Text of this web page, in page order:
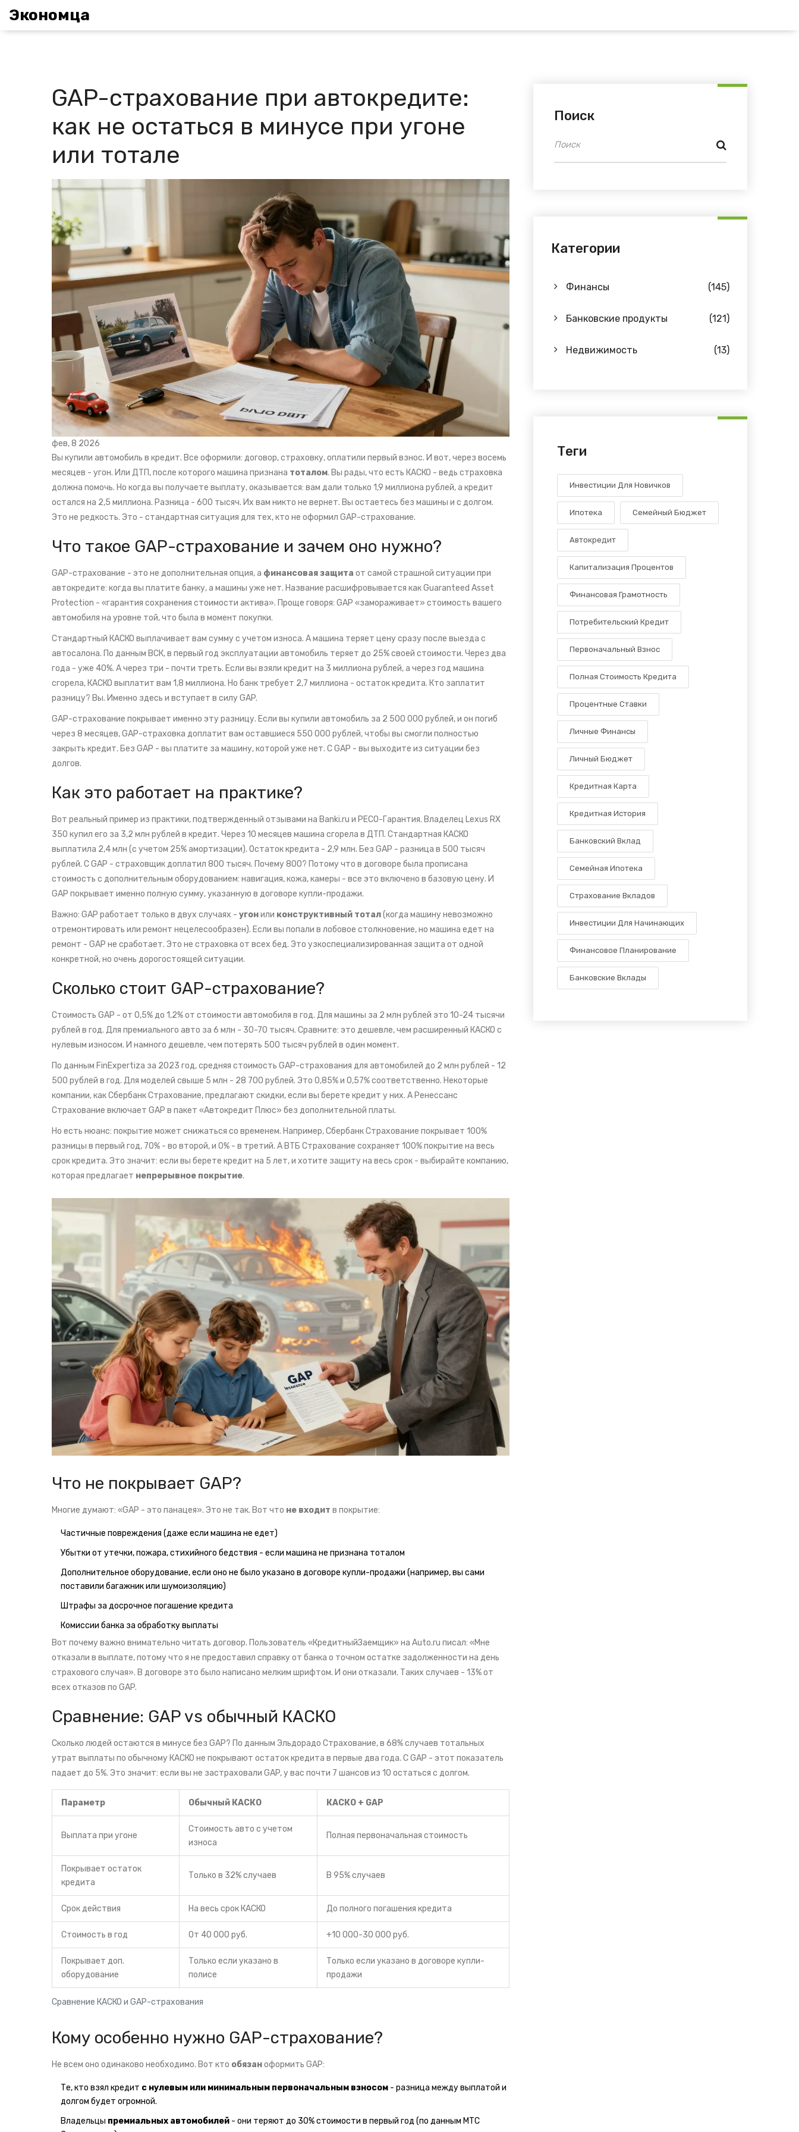
Экономца
GAP-страхование при автокредите:
как не остаться в минусе при угоне
или тотале
фев, 8 2026
Вы купили автомобиль в кредит. Все оформили: договор, страховку, оплатили первый взнос. И вот, через восемь
месяцев - угон. Или ДТП, после которого машина признана тоталом. Вы рады, что есть КАСКО - ведь страховка
должна помочь. Но когда вы получаете выплату, оказывается: вам дали только 1,9 миллиона рублей, а кредит
остался на 2,5 миллиона. Разница - 600 тысяч. Их вам никто не вернет. Вы остаетесь без машины и с долгом.
Это не редкость. Это - стандартная ситуация для тех, кто не оформил GAP-страхование.
Что такое GAP-страхование и зачем оно нужно?
GAP-страхование - это не дополнительная опция, а финансовая защита от самой страшной ситуации при
автокредите: когда вы платите банку, а машины уже нет. Название расшифровывается как Guaranteed Asset
Protection - «гарантия сохранения стоимости актива». Проще говоря: GAP «замораживает» стоимость вашего
автомобиля на уровне той, что была в момент покупки.
Стандартный КАСКО выплачивает вам сумму с учетом износа. А машина теряет цену сразу после выезда с
автосалона. По данным ВСК, в первый год эксплуатации автомобиль теряет до 25% своей стоимости. Через два
года - уже 40%. А через три - почти треть. Если вы взяли кредит на 3 миллиона рублей, а через год машина
сгорела, КАСКО выплатит вам 1,8 миллиона. Но банк требует 2,7 миллиона - остаток кредита. Кто заплатит
разницу? Вы. Именно здесь и вступает в силу GAP.
GAP-страхование покрывает именно эту разницу. Если вы купили автомобиль за 2 500 000 рублей, и он погиб
через 8 месяцев, GAP-страховка доплатит вам оставшиеся 550 000 рублей, чтобы вы смогли полностью
закрыть кредит. Без GAP - вы платите за машину, которой уже нет. С GAP - вы выходите из ситуации без
долгов.
Как это работает на практике?
Вот реальный пример из практики, подтвержденный отзывами на Banki.ru и РЕСО-Гарантия. Владелец Lexus RX
350 купил его за 3,2 млн рублей в кредит. Через 10 месяцев машина сгорела в ДТП. Стандартная КАСКО
выплатила 2,4 млн (с учетом 25% амортизации). Остаток кредита - 2,9 млн. Без GAP - разница в 500 тысяч
рублей. С GAP - страховщик доплатил 800 тысяч. Почему 800? Потому что в договоре была прописана
стоимость с дополнительным оборудованием: навигация, кожа, камеры - все это включено в базовую цену. И
GAP покрывает именно полную сумму, указанную в договоре купли-продажи.
Важно: GAP работает только в двух случаях - угонили конструктивный тотал(когда машину невозможно
отремонтировать или ремонт нецелесообразен). Если вы попали в лобовое столкновение, но машина едет на
ремонт - GAP не сработает. Это не страховка от всех бед. Это узкоспециализированная защита от одной
конкретной, но очень дорогостоящей ситуации.
Сколько стоит GAP-страхование?
Стоимость GAP - от 0,5% до 1,2% от стоимости автомобиля в год. Для машины за 2 млн рублей это 10-24 тысячи
рублей в год. Для премиального авто за 6 млн - 30-70 тысяч. Сравните: это дешевле, чем расширенный КАСКО с
нулевым износом. И намного дешевле, чем потерять 500 тысяч рублей в один момент.
По данным FinExpertiza за 2023 год, средняя стоимость GAP-страхования для автомобилей до 2 млн рублей - 12
500 рублей в год. Для моделей свыше 5 млн - 28 700 рублей. Это 0,85% и 0,57% соответственно. Некоторые
компании, как Сбербанк Страхование, предлагают скидки, если вы берете кредит у них. А Ренессанс
Страхование включает GAP в пакет «Автокредит Плюс» без дополнительной платы.
Но есть нюанс: покрытие может снижаться со временем. Например, Сбербанк Страхование покрывает 100%
разницы в первый год, 70% - во второй, и 0% - в третий. А ВТБ Страхование сохраняет 100% покрытие на весь
срок кредита. Это значит: если вы берете кредит на 5 лет, и хотите защиту на весь срок - выбирайте компанию,
которая предлагает непрерывное покрытие.
Что не покрывает GAP?
Многие думают: «GAP - это панацея». Это не так. Вот что не входит в покрытие:
Частичные повреждения (даже если машина не едет)
Убытки от утечки, пожара, стихийного бедствия - если машина не признана тоталом
Дополнительное оборудование, если оно не было указано в договоре купли-продажи (например, вы сами
поставили багажник или шумоизоляцию)
Штрафы за досрочное погашение кредита
Комиссии банка за обработку выплаты
Вот почему важно внимательно читать договор. Пользователь «КредитныйЗаемщик» на Auto.ru писал: «Мне
отказали в выплате, потому что я не предоставил справку от банка о точном остатке задолженности на день
страхового случая». В договоре это было написано мелким шрифтом. И они отказали. Таких случаев - 13% от
всех отказов по GAP.
Сравнение: GAP vs обычный КАСКО
Сколько людей остаются в минусе без GAP? По данным Эльдорадо Страхование, в 68% случаев тотальных
утрат выплаты по обычному КАСКО не покрывают остаток кредита в первые два года. С GAP - этот показатель
падает до 5%. Это значит: если вы не застраховали GAP, у вас почти 7 шансов из 10 остаться с долгом.
Сравнение КАСКО и GAP-страхования
Параметр Обычный КАСКО КАСКО + GAP
Выплата при угоне
Стоимость авто с учетом
износа
Полная первоначальная стоимость
Покрывает остаток
кредита
Только в 32% случаев В 95% случаев
Срок действия На весь срок КАСКО До полного погашения кредита
Стоимость в год От 40 000 руб. +10 000-30 000 руб.
Покрывает доп.
оборудование
Только если указано в
полисе
Только если указано в договоре купли-
продажи
Кому особенно нужно GAP-страхование?
Не всем оно одинаково необходимо. Вот кто обязаноформить GAP:
Те, кто взял кредит с нулевым или минимальным первоначальным взносом - разница между выплатой и
долгом будет огромной.
Владельцы премиальных автомобилей - они теряют до 30% стоимости в первый год (по данным МТС
Поиск
Категории
Финансы (145)
Банковские продукты (121)
Недвижимость (13)
Теги
Инвестиции Для Новичков
Ипотека Семейный Бюджет
Автокредит
Капитализация Процентов
Финансовая Грамотность
Потребительский Кредит
Первоначальный Взнос
Полная Стоимость Кредита
Процентные Ставки
Личные Финансы
Личный Бюджет
Кредитная Карта
Кредитная История
Банковский Вклад
Семейная Ипотека
Страхование Вкладов
Инвестиции Для Начинающих
Финансовое Планирование
Банковские Вклады